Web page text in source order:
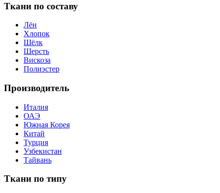
Ткани по составу
Лён
Хлопок
Шёлк
Шерсть
Вискоза
Полиэстер
Производитель
Италия
ОАЭ
Южная Корея
Китай
Турция
Узбекистан
Тайвань
Ткани по типу